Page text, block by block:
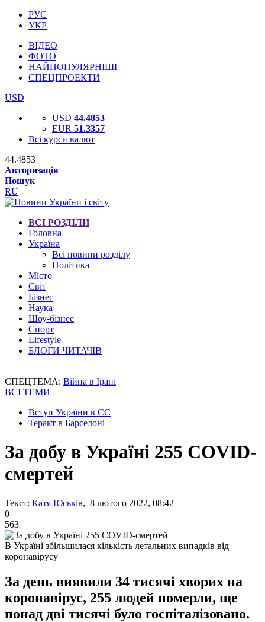
РУС
УКР
ВІДЕО
ФОТО
НАЙПОПУЛЯРНІШІ
СПЕЦПРОЕКТИ
USD
USD 44.4853
EUR 51.3357
Всі курси валют
44.4853
Авторизація
Пошук
RU
ВСІ РОЗДІЛИ
Головна
Україна
Всі новини розділу
Політика
Місто
Світ
Бізнес
Наука
Шоу-бізнес
Спорт
Lifestyle
БЛОГИ ЧИТАЧІВ
СПЕЦТЕМА: Війна в Ірані
ВСІ ТЕМИ
Вступ України в ЄС
Теракт в Барселоні
За добу в Україні 255 COVID-
смертей
Текст: Катя Юськів, 8 лютого 2022, 08:42
0
563
В Україні збільшилася кількість летальних випадків від
коронавірусу
За день виявили 34 тисячі хворих на
коронавірус, 255 людей померли, ще
понад дві тисячі було госпіталізовано.